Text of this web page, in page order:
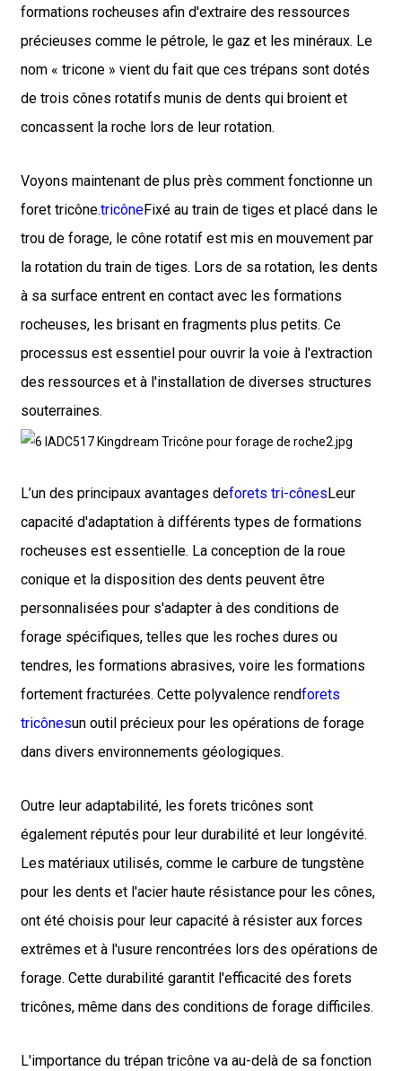
formations rocheuses afin d'extraire des ressources
précieuses comme le pétrole, le gaz et les minéraux. Le
nom « tricone » vient du fait que ces trépans sont dotés
de trois cônes rotatifs munis de dents qui broient et
concassent la roche lors de leur rotation.
Voyons maintenant de plus près comment fonctionne un
foret tricône.tricôneFixé au train de tiges et placé dans le
trou de forage, le cône rotatif est mis en mouvement par
la rotation du train de tiges. Lors de sa rotation, les dents
à sa surface entrent en contact avec les formations
rocheuses, les brisant en fragments plus petits. Ce
processus est essentiel pour ouvrir la voie à l'extraction
des ressources et à l'installation de diverses structures
souterraines.
L’un des principaux avantages deforets tri-cônes Leur
capacité d'adaptation à différents types de formations
rocheuses est essentielle. La conception de la roue
conique et la disposition des dents peuvent être
personnalisées pour s'adapter à des conditions de
forage spécifiques, telles que les roches dures ou
tendres, les formations abrasives, voire les formations
fortement fracturées. Cette polyvalence rendforets
tricônesun outil précieux pour les opérations de forage
dans divers environnements géologiques.
Outre leur adaptabilité, les forets tricônes sont
également réputés pour leur durabilité et leur longévité.
Les matériaux utilisés, comme le carbure de tungstène
pour les dents et l'acier haute résistance pour les cônes,
ont été choisis pour leur capacité à résister aux forces
extrêmes et à l'usure rencontrées lors des opérations de
forage. Cette durabilité garantit l'efficacité des forets
tricônes, même dans des conditions de forage difficiles.
L'importance du trépan tricône va au-delà de sa fonction